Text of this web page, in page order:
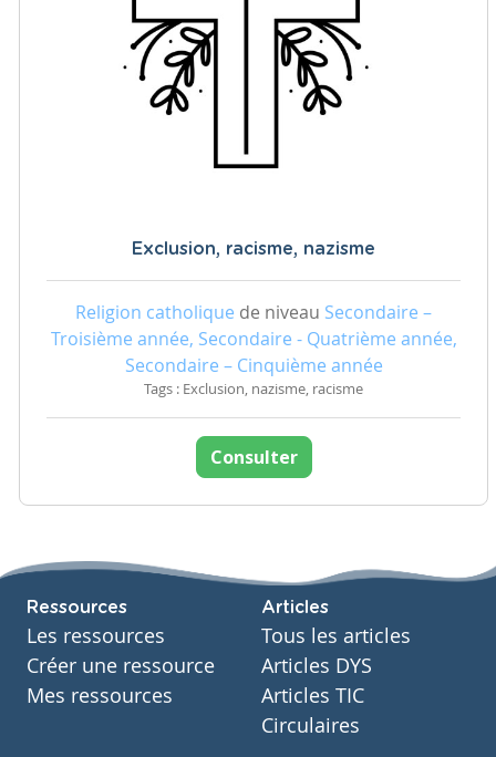
Exclusion, racisme, nazisme
Religion catholique de niveau Secondaire –
Troisième année, Secondaire - Quatrième année,
Secondaire – Cinquième année
Tags : Exclusion, nazisme, racisme
Consulter
Ressources
Les ressources
Créer une ressource
Mes ressources
Articles
Tous les articles
Articles DYS
Articles TIC
Circulaires